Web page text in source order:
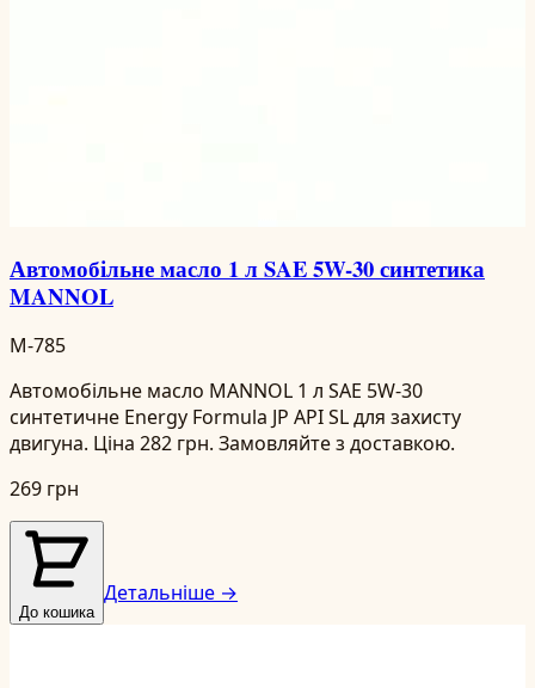
Автомобільне масло 1 л SAE 5W-30 синтетика
MANNOL
M-785
Автомобільне масло MANNOL 1 л SAE 5W-30
синтетичне Energy Formula JP API SL для захисту
двигуна. Ціна 282 грн. Замовляйте з доставкою.
269 грн
До кошика
Детальніше →